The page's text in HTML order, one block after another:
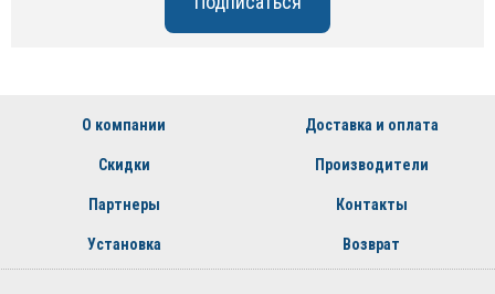
О компании Доставка и оплата
Скидки Производители
Партнеры Контакты
Установка Возврат